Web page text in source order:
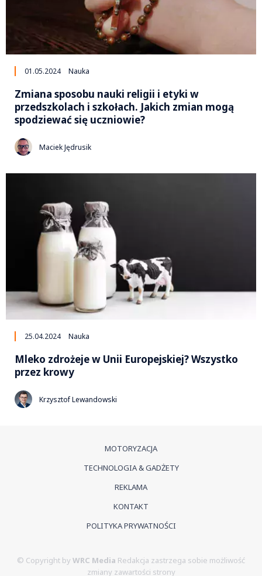
01.05.2024 Nauka
Zmiana sposobu nauki religii i etyki w
przedszkolach i szkołach. Jakich zmian mogą
spodziewać się uczniowie?
Maciek Jędrusik
25.04.2024 Nauka
Mleko zdrożeje w Unii Europejskiej? Wszystko
przez krowy
Krzysztof Lewandowski
MOTORYZACJA
TECHNOLOGIA & GADŻETY
REKLAMA
KONTAKT
POLITYKA PRYWATNOŚCI
© Copyright by WRC Media Redakcja zastrzega sobie możliwość
zmiany zawartości strony